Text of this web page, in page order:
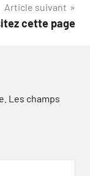
Article suivant
cette page
Les champs